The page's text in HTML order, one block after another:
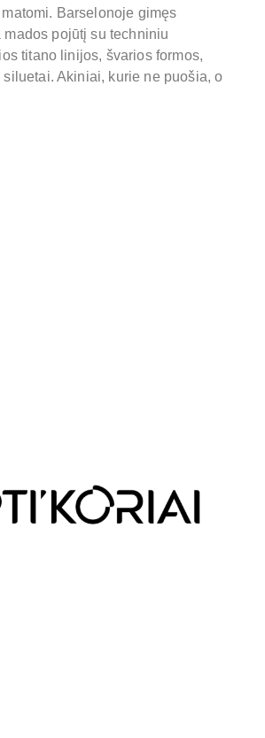
Barselonoje gimęs
pojūtį su techniniu
titano linijos, švarios formos,
Akiniai, kurie ne puošia, o